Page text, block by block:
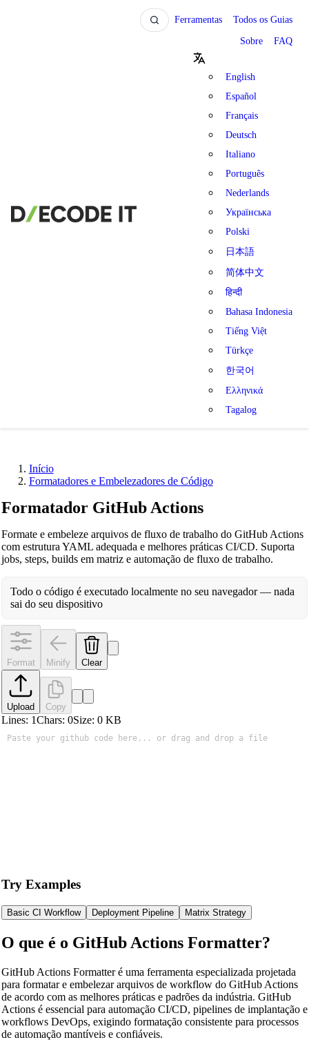
Ferramentas Todos os Guias
Sobre FAQ
English
Español
Français
Deutsch
Italiano
Português
Nederlands
Українська
Polski
日本語
简体中文
हिन्दी
Bahasa Indonesia
Tiếng Việt
Türkçe
한국어
Ελληνικά
Tagalog
Início
Formatadores e Embelezadores de Código
Formatador GitHub Actions
Formate e embeleze arquivos de fluxo de trabalho do GitHub Actions
com estrutura YAML adequada e melhores práticas CI/CD. Suporta
jobs, steps, builds em matriz e automação de fluxo de trabalho.
Todo o código é executado localmente no seu navegador — nada
sai do seu dispositivo
Format Minify Clear
Upload Copy
Lines: 1Chars: 0Size: 0KB
Try Examples
Basic CI Workflow Deployment Pipeline Matrix Strategy
O que é o GitHub Actions Formatter?
GitHub Actions Formatter é uma ferramenta especializada projetada
para formatar e embelezar arquivos de workflow do GitHub Actions
de acordo com as melhores práticas e padrões da indústria. GitHub
Actions é essencial para automação CI/CD, pipelines de implantação e
workflows DevOps, exigindo formatação consistente para processos
de automação mantíveis e confiáveis.